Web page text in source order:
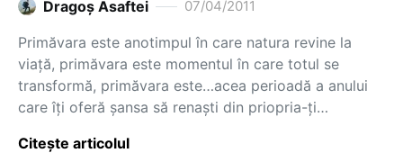
Dragoş Asaftei 07/04/2011
Primăvara este anotimpul în care natura revine la
viaţă, primăvara este momentul în care totul se
transformă, primăvara este…acea perioadă a anului
care îţi oferă şansa să renaşti din priopria-ţi…
Citește articolul